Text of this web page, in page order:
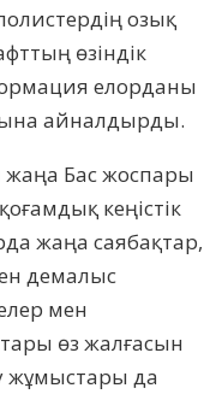
озық
өзіндік
елорданы
айналдырды.
жаңа Бас жоспары
кеңістік
жаңа саябақтар,
демалыс
мен
өз жалғасын
жұмыстары да